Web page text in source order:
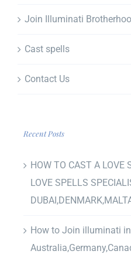
Join Illuminati
Cast spells
Contact Us
Recent Posts
HOW TO CAST A LOVE
LOVE SPELLS
How to Join illuminati in